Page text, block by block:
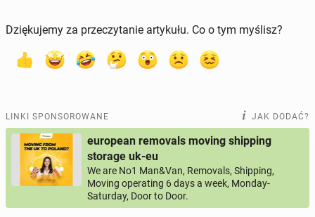
Dziękujemy za przeczytanie artykułu. Co o tym myślisz?
LINKI SPONSOROWANE JAK DODAĆ?
european removals moving shipping
storage uk-eu
We are No1 Man&Van, Removals, Shipping,
Moving operating 6 days a week, Monday-
Saturday, Door to Door.